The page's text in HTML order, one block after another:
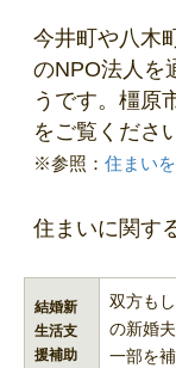
今井町や八木
のNPO法人を
うです。橿原
をご覧くださ
※参照： 住まい
住まいに関す
結婚新
生活支
援補助
双方も
の新婚
一部を補